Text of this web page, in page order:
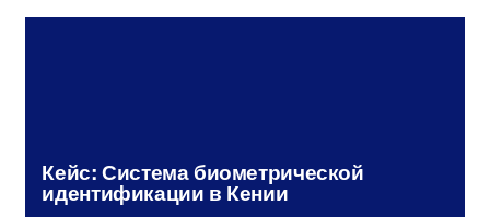
Кейс: Система биометрической
идентификации в Кении